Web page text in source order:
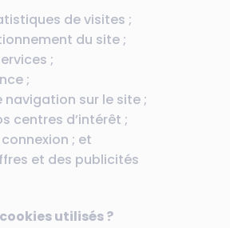
de visites ;
du site ;
;
;
navigation sur le site ;
centres d’intérêt ;
; et
et des publicités
utilisés ?